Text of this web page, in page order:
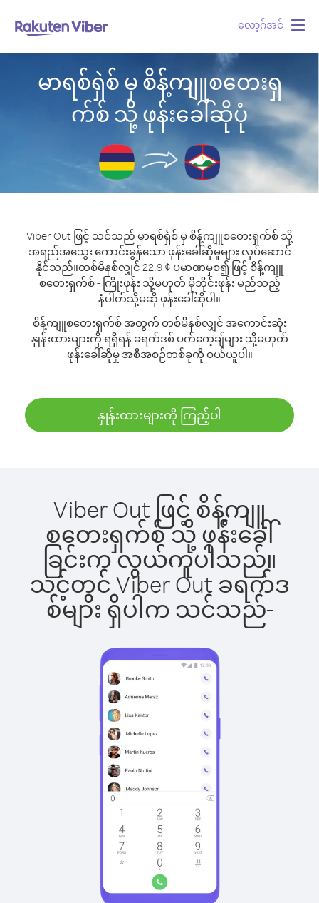
လော့ဂ်အင်
မာရစ်ရှဲစ် မှ စိန့်ကျူစတေးရှ
က်စ် သို့ ဖုန်းခေါ်ဆိုပုံ
Viber Out ဖြင့် သင်သည် မာရစ်ရှဲစ် မှ စိန့်ကျူစတေးရှက်စ် သို့
အရည်အသွေး ကောင်းမွန်သော ဖုန်းခေါ်ဆိုမှုများ လုပ်ဆောင်
နိုင်သည်။တစ်မိနစ်လျှင် 22.9 ¢ ပမာဏမှစ၍ ဖြင့် စိန့်ကျူ
စတေးရှက်စ် - ကြိုးဖုန်း သို့မဟုတ် မိုဘိုင်းဖုန်း မည်သည့်
နံပါတ်သို့မဆို ဖုန်းခေါ်ဆိုပါ။
စိန့်ကျူစတေးရှက်စ် အတွက် တစ်မိနစ်လျှင် အကောင်းဆုံး
နှုန်းထားများကို ရရှိရန် ခရက်ဒစ် ပက်ကေ့ချ်များ သို့မဟုတ်
ဖုန်းခေါ်ဆိုမှု အစီအစဉ်တစ်ခုကို ဝယ်ယူပါ။
နှုန်းထားများကို ကြည့်ပါ
Viber Out ဖြင့် စိန့်ကျူ
စတေးရှက်စ် သို့ ဖုန်းခေါ်
ခြင်းက လွယ်ကူပါသည်။
သင့်တွင် Viber Out ခရက်ဒ
စ်များ ရှိပါက သင်သည်-